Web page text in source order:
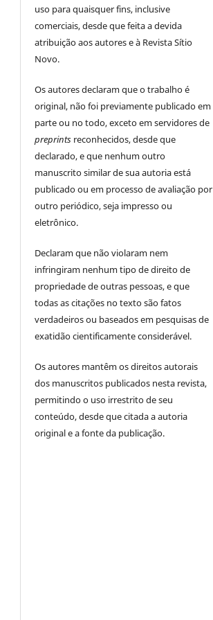
uso para quaisquer fins, inclusive
comerciais, desde que feita a devida
atribuição aos autores e à Revista Sítio
Novo.
Os autores declaram que o trabalho é
original, não foi previamente publicado em
parte ou no todo, exceto em servidores de
preprints reconhecidos, desde que
declarado, e que nenhum outro
manuscrito similar de sua autoria está
publicado ou em processo de avaliação por
outro periódico, seja impresso ou
eletrônico.
Declaram que não violaram nem
infringiram nenhum tipo de direito de
propriedade de outras pessoas, e que
todas as citações no texto são fatos
verdadeiros ou baseados em pesquisas de
exatidão cientificamente considerável.
Os autores mantêm os direitos autorais
dos manuscritos publicados nesta revista,
permitindo o uso irrestrito de seu
conteúdo, desde que citada a autoria
original e a fonte da publicação.